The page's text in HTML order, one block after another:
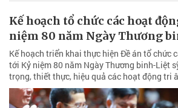
Kế hoạch tổ chức các hoạt
niệm 80 năm Ngày Thương
Kế hoạch triển khai thực hiện Đề án tổ chức
tới Kỷ niệm 80 năm Ngày Thương binh-Liệt
trọng, thiết thực, hiệu quả các hoạt động tri